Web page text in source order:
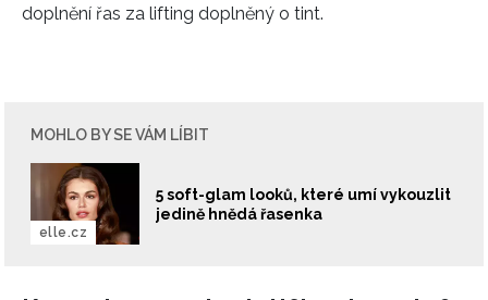
INFORMACE
REDAKCE
doplnění řas za lifting doplněný o tint.
MOHLO BY SE VÁM LÍBIT
5 soft-glam looků, které umí vykouzlit
jedině hnědá řasenka
elle.cz